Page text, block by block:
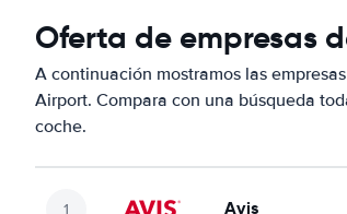
Oferta de empresas
A continuación mostramos las
Airport. Compara con una búsqueda
coche.
Avis